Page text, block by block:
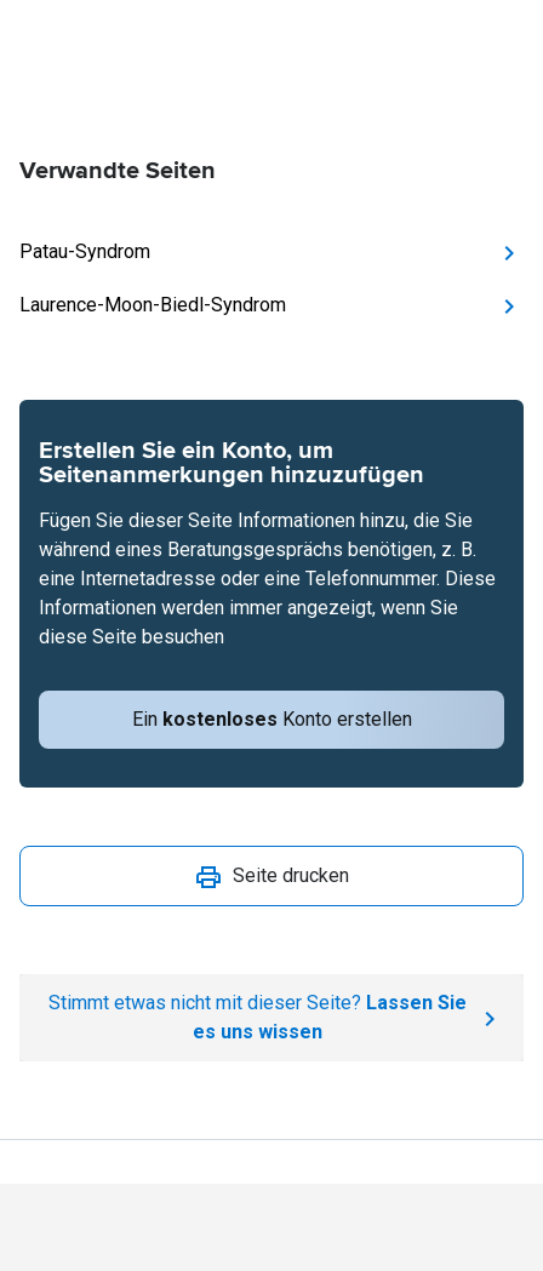
Verwandte Seiten
Patau-Syndrom
Laurence-Moon-Biedl-Syndrom
Erstellen Sie ein Konto, um
Seitenanmerkungen hinzuzufügen
Ein kostenloses Konto erstellen
Fügen Sie dieser Seite Informationen hinzu, die Sie
während eines Beratungsgesprächs benötigen, z. B.
eine Internetadresse oder eine Telefonnummer. Diese
Informationen werden immer angezeigt, wenn Sie
diese Seite besuchen
Seite drucken
Stimmt etwas nicht mit dieser Seite? Lassen Sie
es uns wissen